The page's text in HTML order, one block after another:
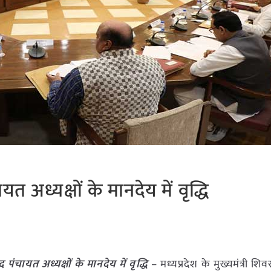
अध्यक्षों के मानदेय में वृद्धि
अध्यक्षों के मानदेय में वृद्धि– मध्यप्रदेश के मुख्यमंत्री